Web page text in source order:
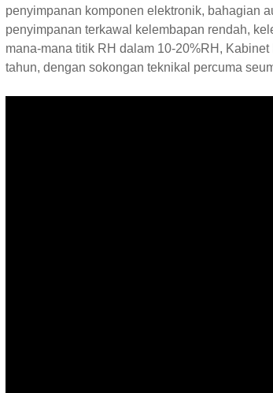
penyimpanan komponen elektronik, bahagian
penyimpanan terkawal kelembapan rendah,
mana-mana titik RH dalam 10-20%RH,
tahun, dengan sokongan teknikal percuma